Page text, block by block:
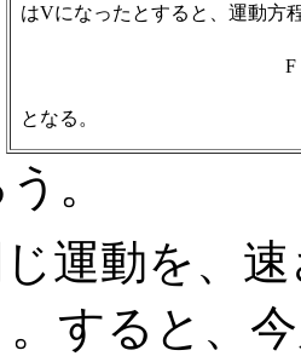
はVになったとすると、運動方
F
となる。
。
運動を、
すると、